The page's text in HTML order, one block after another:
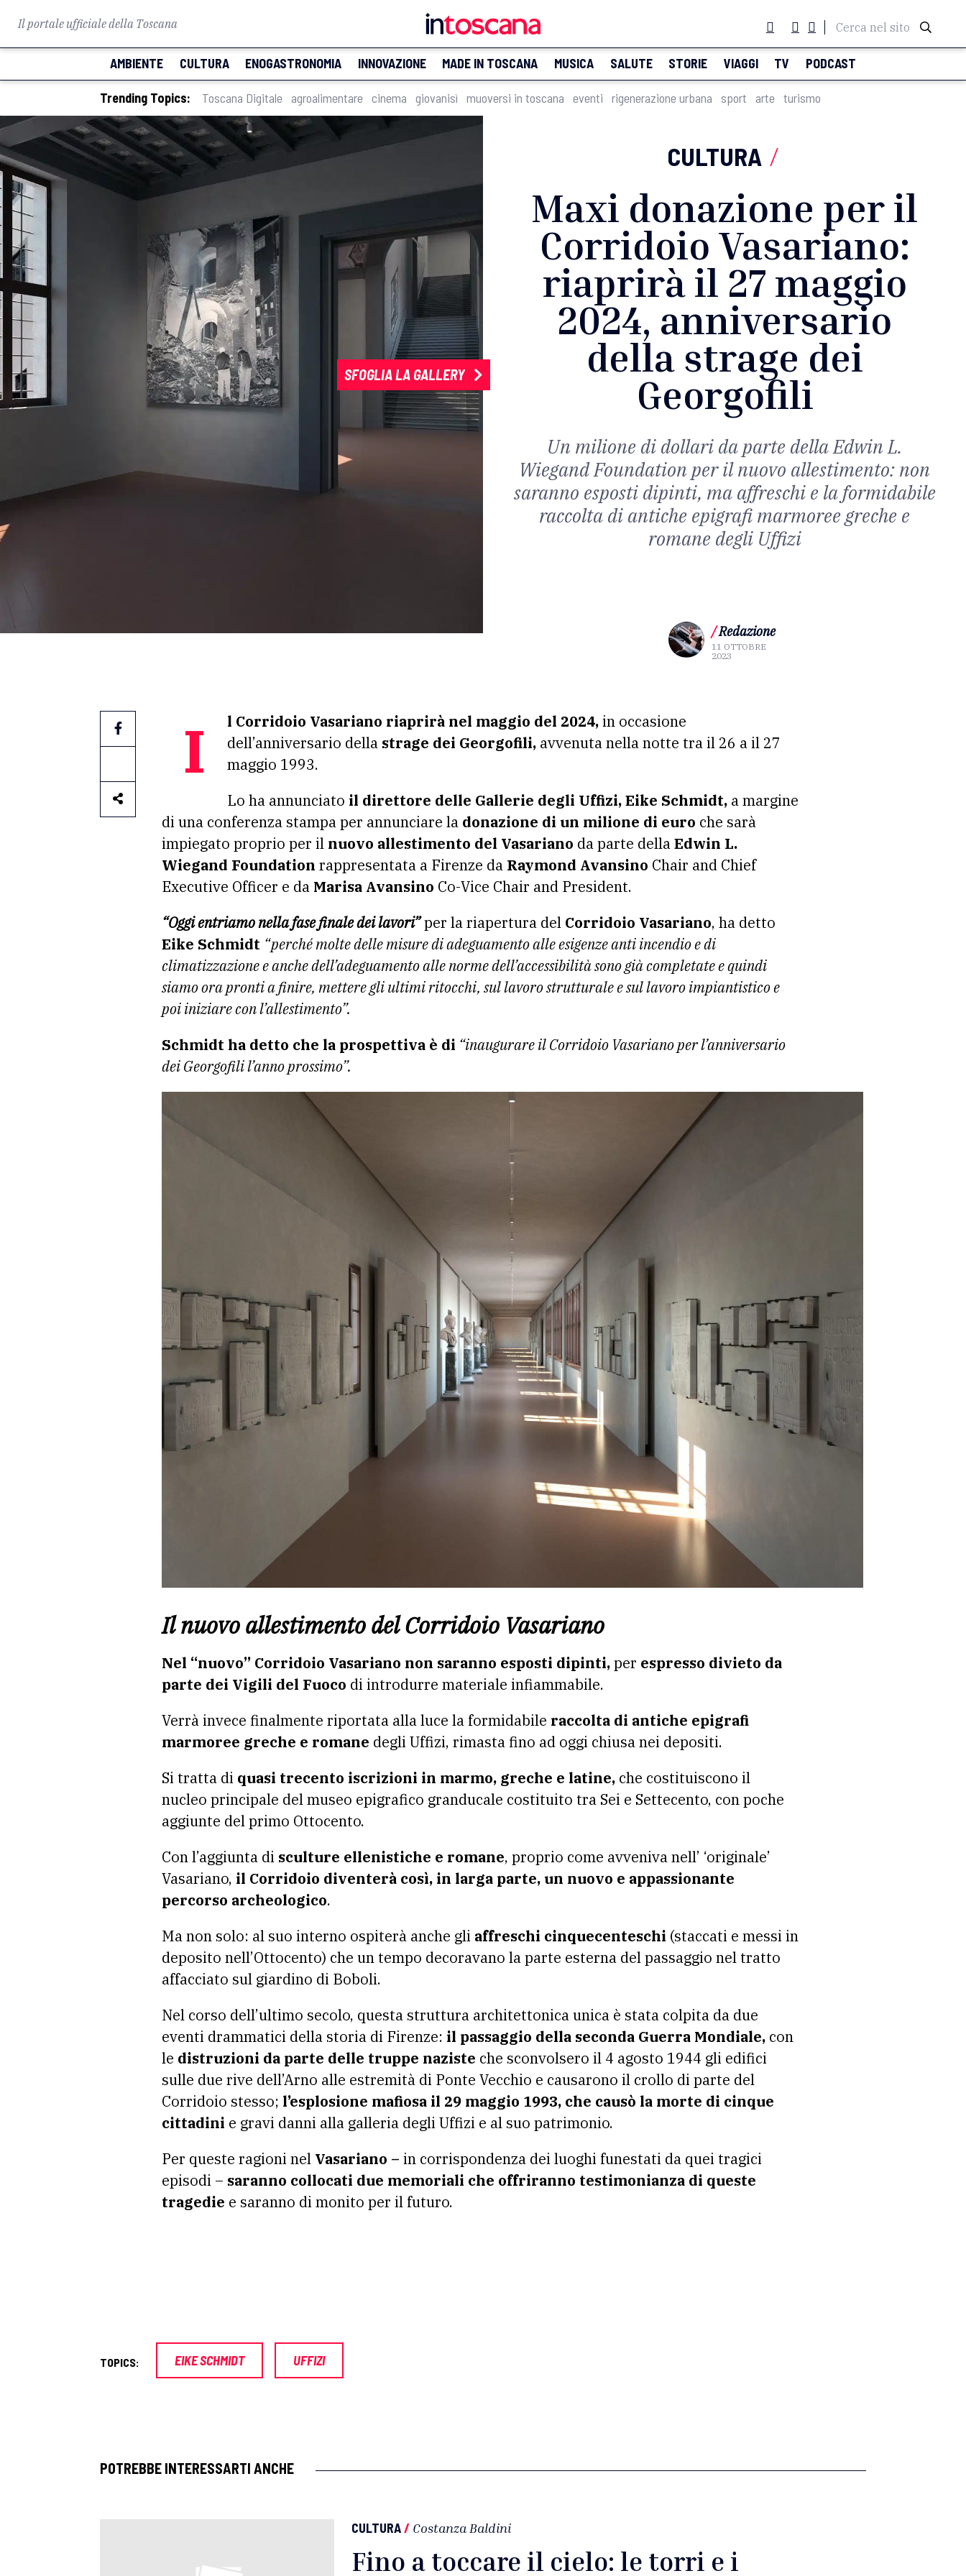
Il portale ufficiale della Toscana Cerca nel sito
AMBIENTE CULTURA ENOGASTRONOMIA INNOVAZIONE MADE IN TOSCANA MUSICA SALUTE STORIE VIAGGI TV PODCAST
Trending Topics: Toscana Digitale agroalimentare cinema giovanisì muoversi in toscana eventi rigenerazione urbana sport arte turismo
SFOGLIA LA GALLERY
CULTURA /
Maxi donazione per il
Corridoio Vasariano:
riaprirà il 27 maggio
2024, anniversario
della strage dei
Georgofili
Un milione di dollari da parte della Edwin L.
Wiegand Foundation per il nuovo allestimento: non
saranno esposti dipinti, ma affreschi e la formidabile
raccolta di antiche epigrafi marmoree greche e
romane degli Uffizi
/Redazione
11 OTTOBRE
2023
Il Corridoio Vasariano riaprirà nel maggio del 2024,in occasione
dell’anniversario della strage dei Georgofili, avvenuta nella notte tra il 26 a il 27
maggio 1993.
Lo ha annunciato il direttore delle Gallerie degli Uffizi, Eike Schmidt, a margine
di una conferenza stampa per annunciare la donazione di un milione di euro che sarà
impiegato proprio per il nuovo allestimento del Vasariano da parte dellaEdwin L.
Wiegand Foundation rappresentata a Firenze da Raymond Avansino Chair and Chief
Executive Officer e da Marisa Avansino Co-Vice Chair and President.
“Oggi entriamo nella fase finale dei lavori”per la riapertura del Corridoio Vasariano, ha detto
Eike Schmidt “perché molte delle misure di adeguamento alle esigenze anti incendio e di
climatizzazione e anche dell’adeguamento alle norme dell’accessibilità sono già completate e quindi
siamo ora pronti a finire, mettere gli ultimi ritocchi, sul lavoro strutturale e sul lavoro impiantistico e
poi iniziare con l’allestimento”.
Schmidt ha detto che la prospettiva è di “inaugurare il Corridoio Vasariano per l’anniversario
dei Georgofili l’anno prossimo”.
Il nuovo allestimento del Corridoio Vasariano
Nel “nuovo” Corridoio Vasariano non saranno esposti dipinti,per espresso divieto da
parte dei Vigili del Fuoco di introdurre materiale infiammabile.
Verrà invece finalmente riportata alla luce la formidabile raccolta di antiche epigrafi
marmoree greche e romane degli Uffizi, rimasta fino ad oggi chiusa nei depositi.
Si tratta di quasi trecento iscrizioni in marmo, greche e latine, che costituiscono il
nucleo principale del museo epigrafico granducale costituito tra Sei e Settecento, con poche
aggiunte del primo Ottocento.
Con l’aggiunta di sculture ellenistiche e romane, proprio come avveniva nell’ ‘originale’
Vasariano, il Corridoio diventerà così, in larga parte, un nuovo e appassionante
percorso archeologico.
Ma non solo: al suo interno ospiterà anche gli affreschi cinquecenteschi (staccati e messi in
deposito nell’Ottocento) che un tempo decoravano la parte esterna del passaggio nel tratto
affacciato sul giardino di Boboli.
Nel corso dell’ultimo secolo, questa struttura architettonica unica è stata colpita da due
eventi drammatici della storia di Firenze: il passaggio della seconda Guerra Mondiale, con
le distruzioni da parte delle truppe naziste che sconvolsero il 4 agosto 1944 gli edifici
sulle due rive dell’Arno alle estremità di Ponte Vecchio e causarono il crollo di parte del
Corridoio stesso; l’esplosione mafiosa il 29 maggio 1993, che causò la morte di cinque
cittadini e gravi danni alla galleria degli Uffizi e al suo patrimonio.
Per queste ragioni nel Vasariano – in corrispondenza dei luoghi funestati da quei tragici
episodi – saranno collocati due memoriali che offriranno testimonianza di queste
tragedie e saranno di monito per il futuro.
TOPICS: EIKE SCHMIDT UFFIZI
POTREBBE INTERESSARTI ANCHE
CULTURA/ Costanza Baldini
Fino a toccare il cielo: le torri e i